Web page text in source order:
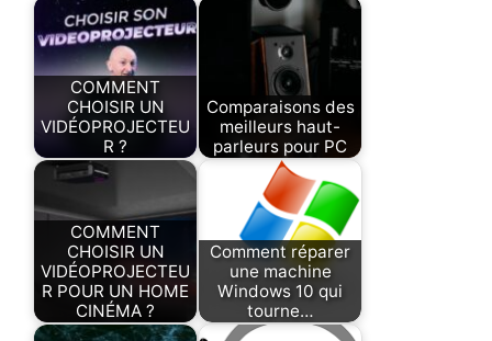
COMMENT
CHOISIR UN
VIDÉOPROJECTEU
R ?
Comparaisons des
meilleurs haut-
parleurs pour PC
COMMENT
CHOISIR UN
VIDÉOPROJECTEU
R POUR UN HOME
CINÉMA ?
Comment réparer
une machine
Windows 10 qui
tourne…